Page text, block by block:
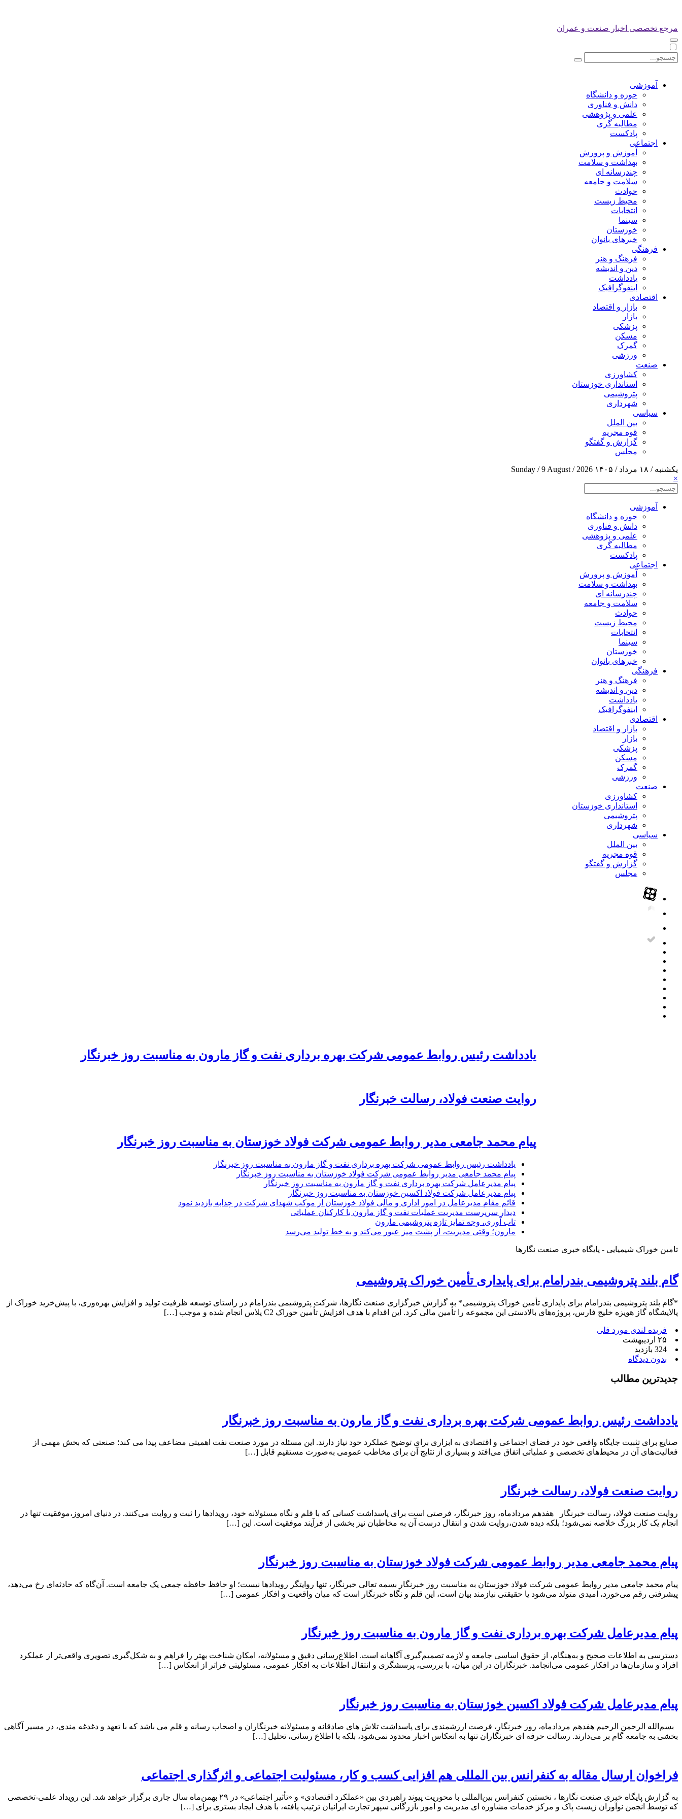
مرجع تخصصی اخبار صنعت و عمران
آموزشی
حوزه و دانشگاه
دانش و فناوری
علمی و پژوهشی
مطالبه گری
پادکست
اجتماعی
آموزش و پرورش
بهداشت و سلامت
چندرسانه ای
سلامت و جامعه
حوادث
محیط زیست
انتخابات
سینما
خوزستان
خبرهای بانوان
فرهنگی
فرهنگ و هنر
دین و اندیشه
یادداشت
اینفوگرافیک
اقتصادی
بازار و اقتصاد
بازار
پزشکی
مسکن
گمرک
ورزشی
صنعت
کشاورزی
استانداری خوزستان
پتروشیمی
شهرداری
سیاسی
بین الملل
قوه مجریه
گزارش و گفتگو
مجلس
یکشنبه / ۱۸ مرداد / ۱۴۰۵
Sunday / 9 August / 2026
×
آموزشی
حوزه و دانشگاه
دانش و فناوری
علمی و پژوهشی
مطالبه گری
پادکست
اجتماعی
آموزش و پرورش
بهداشت و سلامت
چندرسانه ای
سلامت و جامعه
حوادث
محیط زیست
انتخابات
سینما
خوزستان
خبرهای بانوان
فرهنگی
فرهنگ و هنر
دین و اندیشه
یادداشت
اینفوگرافیک
اقتصادی
بازار و اقتصاد
بازار
پزشکی
مسکن
گمرک
ورزشی
صنعت
کشاورزی
استانداری خوزستان
پتروشیمی
شهرداری
سیاسی
بین الملل
قوه مجریه
گزارش و گفتگو
مجلس
یادداشت رئیس روابط عمومی شرکت بهره برداری نفت و گاز مارون به مناسبت روز خبرنگار
روایت صنعت فولاد،‌ رسالت خبرنگار
پیام محمد جامعی مدیر روابط عمومی شرکت فولاد خوزستان به مناسبت روز خبرنگار
یادداشت رئیس روابط عمومی شرکت بهره برداری نفت و گاز مارون به مناسبت روز خبرنگار
پیام محمد جامعی مدیر روابط عمومی شرکت فولاد خوزستان به مناسبت روز خبرنگار
پیام مدیرعامل شرکت بهره برداری نفت و گاز مارون به مناسبت روز خبرنگار
پیام مدیرعامل شرکت فولاد اکسین خوزستان به مناسبت روز خبرنگار
قائم مقام مدیرعامل در امور اداری و مالی فولاد خوزستان از موکب شهدای شرکت در چذابه بازدید نمود
دیدار سرپرست مدیریت عملیات نفت و گاز مارون با کارکنان عملیاتی
تاب آوری، وجه تمایز تازه پتروشیمی مارون
مارون؛ وقتی مدیریت، از پشت میز عبور می‌کند و به خط تولید می‌رسد
تامین خوراک شیمیایی - پایگاه خبری صنعت نگارها
گام بلند پتروشیمی بندرامام برای پایداری تأمین خوراک پتروشیمی
*گام بلند پتروشیمی بندرامام برای پایداری تأمین خوراک پتروشیمی* به گزارش خبرگزاری صنعت نگارها، شرکت پتروشیمی بندرامام در راستای توسعه ظرفیت تولید و افزایش بهره‌وری، با پیش‌خرید خوراک از
پالایشگاه گاز هویزه خلیج فارس، پروژه‌های بالادستی این مجموعه را تأمین مالی کرد. این اقدام با هدف افزایش تأمین خوراک C2 پلاس انجام شده و موجب […]
فریده لندی مورد فلی
۲۵ اردیبهشت
324 بازدید
بدون دیدگاه
جدیدترین مطالب
یادداشت رئیس روابط عمومی شرکت بهره برداری نفت و گاز مارون به مناسبت روز خبرنگار
صنایع برای تثبیت جایگاه واقعی خود در فضای اجتماعی و اقتصادی به ابزاری برای توضیح عملکرد خود نیاز دارند. این مسئله در مورد صنعت نفت اهمیتی مضاعف پیدا می کند؛ صنعتی که بخش مهمی از
فعالیت‌های آن در محیط‌های تخصصی و عملیاتی اتفاق می‌افتد و بسیاری از نتایج آن برای مخاطب عمومی به‌صورت مستقیم قابل […]
روایت صنعت فولاد،‌ رسالت خبرنگار
روایت صنعت فولاد،‌ رسالت خبرنگار هفدهم مردادماه، روز خبرنگار، فرصتی است برای پاسداشت کسانی که با قلم و نگاه مسئولانه خود، رویدادها را ثبت و روایت می‌کنند. در دنیای امروز،موفقیت تنها در
انجام یک کار بزرگ خلاصه نمی‌شود؛ بلکه دیده شدن،روایت شدن و انتقال درست آن به مخاطبان نیز بخشی از فرآیند موفقیت است. این […]
پیام محمد جامعی مدیر روابط عمومی شرکت فولاد خوزستان به مناسبت روز خبرنگار
پیام محمد جامعی مدیر روابط عمومی شرکت فولاد خوزستان به مناسبت روز خبرنگار بسمه تعالی خبرنگار، تنها روایتگر رویدادها نیست؛ او حافظ حافظه جمعی یک جامعه است. آن‌گاه که حادثه‌ای رخ می‌دهد،
پیشرفتی رقم می‌خورد، امیدی متولد می‌شود یا حقیقتی نیازمند بیان است، این قلم و نگاه خبرنگار است که میان واقعیت و افکار عمومی […]
پیام مدیرعامل شرکت بهره برداری نفت و گاز مارون به مناسبت روز خبرنگار
دسترسی به اطلاعات صحیح و به‌هنگام، از حقوق اساسی جامعه و لازمه تصمیم‌گیری آگاهانه است. اطلاع‌رسانی دقیق و مسئولانه، امکان شناخت بهتر را فراهم و به شکل‌گیری تصویری واقعی‌تر از عملکرد
افراد و سازمان‌ها در افکار عمومی می‌انجامد. خبرنگاران در این میان، با بررسی، پرسشگری و انتقال اطلاعات به افکار عمومی، مسئولیتی فراتر از انعکاس […]
پیام مدیرعامل شرکت فولاد اکسین خوزستان به مناسبت روز خبرنگار
بسم‌الله الرحمن الرحیم هفدهم مردادماه، روز خبرنگار، فرصت ارزشمندی برای پاسداشت تلاش‌ های صادقانه و مسئولانه خبرنگاران و اصحاب رسانه و قلم می باشد که با تعهد و دغدغه‌ مندی، در مسیر آگاهی‌
بخشی به جامعه گام بر می‌دارند. رسالت حرفه‌ ای خبرنگاران تنها به انعکاس اخبار محدود نمی‌شود، بلکه با اطلاع رسانی، تحلیل […]
فراخوان ارسال مقاله به کنفرانس بین المللی هم افزایی کسب و کار، مسئولیت اجتماعی و اثرگذاری اجتماعی
به گزارش پایگاه خبری صنعت نگارها ، نخستین کنفرانس بین‌المللی با محوریت پیوند راهبردی بین «عملکرد اقتصادی» و «تأثیر اجتماعی» در ۲۹ بهمن‌ماه سال جاری برگزار خواهد شد. این رویداد علمی-تخصصی
که توسط انجمن نوآوران زیست پاک و مرکز خدمات مشاوره ای مدیریت و امور بازرگانی سپهر تجارت ایرانیان ترتیب یافته، با هدف ایجاد بستری برای […]